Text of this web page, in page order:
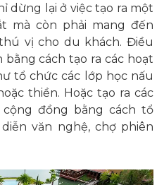
dừng lại ở việc tạo ra một
mà còn phải mang đến
vị cho du khách. Điều
cách tạo ra các hoạt
tổ chức các lớp học nấu
thiền. Hoặc tạo ra các
đồng bằng cách tổ
văn nghệ, chợ phiên